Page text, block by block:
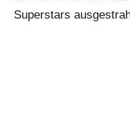
Superstars